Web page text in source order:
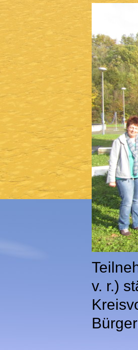
v. r.)